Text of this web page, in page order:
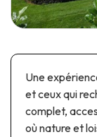
Folklore &
Histoire
Parcs scientifiques
Patrimoine
Kayaks
Parcs à thème &
Parcs
Une
et ceux qui
complet,
où nature et